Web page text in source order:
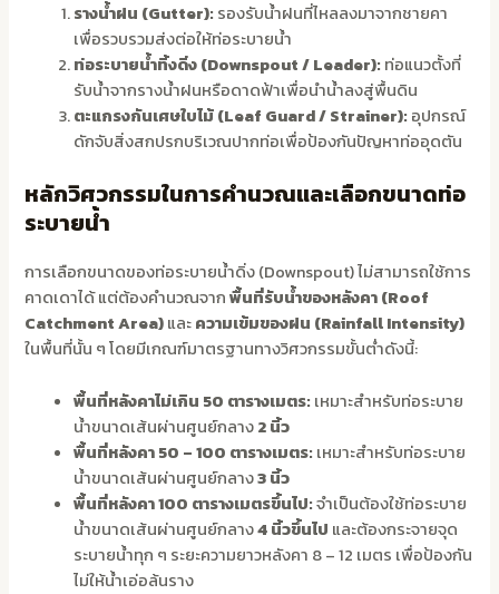
รางน้ำฝน (Gutter): รองรับน้ำฝนที่ไหลลงมาจากชายคา
เพื่อรวบรวมส่งต่อให้ท่อระบายน้ำ
ท่อระบายน้ำทิ้งดิ่ง (Downspout / Leader): ท่อแนวตั้งที่
รับน้ำจากรางน้ำฝนหรือดาดฟ้าเพื่อนำน้ำลงสู่พื้นดิน
ตะแกรงกันเศษใบไม้ (Leaf Guard / Strainer): อุปกรณ์
ดักจับสิ่งสกปรกบริเวณปากท่อเพื่อป้องกันปัญหาท่ออุดตัน
หลักวิศวกรรมในการคำนวณและเลือกขนาดท่อ
ระบายน้ำ
การเลือกขนาดของท่อระบายน้ำดิ่ง (Downspout) ไม่สามารถใช้การ
คาดเดาได้ แต่ต้องคำนวณจากพื้นที่รับน้ำของหลังคา (Roof
Catchment Area)และความเข้มของฝน (Rainfall Intensity)
ในพื้นที่นั้น ๆ โดยมีเกณฑ์มาตรฐานทางวิศวกรรมขั้นต่ำดังนี้:
พื้นที่หลังคาไม่เกิน 50 ตารางเมตร: เหมาะสำหรับท่อระบาย
น้ำขนาดเส้นผ่านศูนย์กลาง2 นิ้ว
พื้นที่หลังคา 50 – 100 ตารางเมตร: เหมาะสำหรับท่อระบาย
น้ำขนาดเส้นผ่านศูนย์กลาง3 นิ้ว
พื้นที่หลังคา 100 ตารางเมตรขึ้นไป:จำเป็นต้องใช้ท่อระบาย
น้ำขนาดเส้นผ่านศูนย์กลาง4 นิ้วขึ้นไป และต้องกระจายจุด
ระบายน้ำทุก ๆ ระยะความยาวหลังคา 8 – 12 เมตร เพื่อป้องกัน
ไม่ให้น้ำเอ่อล้นราง